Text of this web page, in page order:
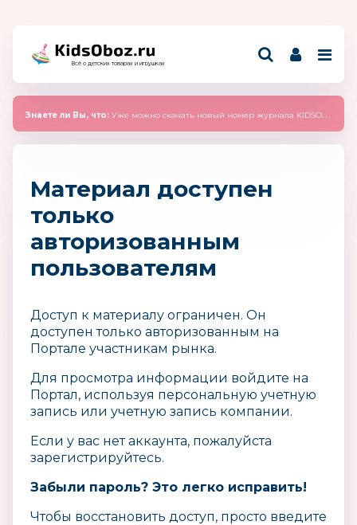
Всё о детских товарах и игрушках
Знаете ли Вы, что: Уже можно скачать новый номер журнала KIDSOBOZ 2025 (сентябрь)
Материал доступен
только
авторизованным
пользователям
Доступ к материалу ограничен. Он
доступен только авторизованным на
Портале участникам рынка.
Для просмотра информации войдите на
Портал, используя персональную учетную
запись или учетную запись компании.
Если у вас нет аккаунта, пожалуйста
зарегистрируйтесь.
Забыли пароль? Это легко исправить!
Чтобы восстановить доступ, просто введите